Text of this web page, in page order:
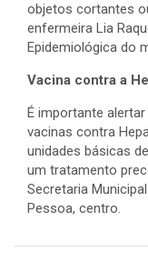
objetos cortantes
enfermeira Lia
Epidemiológica do
Vacina contra a
É importante
vacinas contra
unidades básicas
um tratamento
Secretaria
Pessoa, centro.